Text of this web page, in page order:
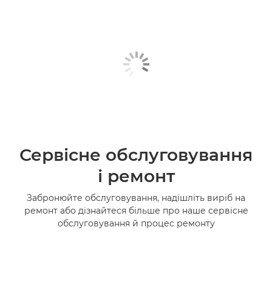
Сервісне обслуговування
і ремонт
Забронюйте обслуговування, надішліть виріб на
ремонт або дізнайтеся більше про наше сервісне
обслуговування й процес ремонту